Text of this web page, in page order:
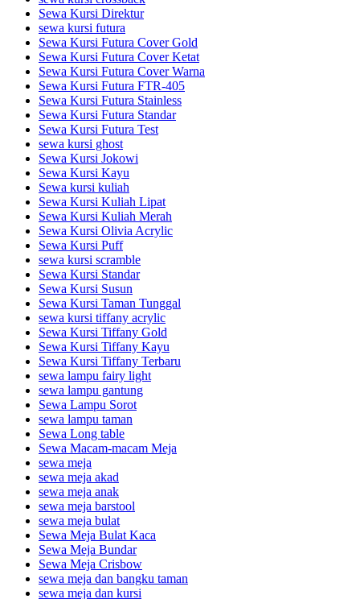
Sewa Kursi Direktur
sewa kursi futura
Sewa Kursi Futura Cover Gold
Sewa Kursi Futura Cover Ketat
Sewa Kursi Futura Cover Warna
Sewa Kursi Futura FTR-405
Sewa Kursi Futura Stainless
Sewa Kursi Futura Standar
Sewa Kursi Futura Test
sewa kursi ghost
Sewa Kursi Jokowi
Sewa Kursi Kayu
Sewa kursi kuliah
Sewa Kursi Kuliah Lipat
Sewa Kursi Kuliah Merah
Sewa Kursi Olivia Acrylic
Sewa Kursi Puff
sewa kursi scramble
Sewa Kursi Standar
Sewa Kursi Susun
Sewa Kursi Taman Tunggal
sewa kursi tiffany acrylic
Sewa Kursi Tiffany Gold
Sewa Kursi Tiffany Kayu
Sewa Kursi Tiffany Terbaru
sewa lampu fairy light
sewa lampu gantung
Sewa Lampu Sorot
sewa lampu taman
Sewa Long table
Sewa Macam-macam Meja
sewa meja
sewa meja akad
sewa meja anak
sewa meja barstool
sewa meja bulat
Sewa Meja Bulat Kaca
Sewa Meja Bundar
Sewa Meja Crisbow
sewa meja dan bangku taman
sewa meja dan kursi